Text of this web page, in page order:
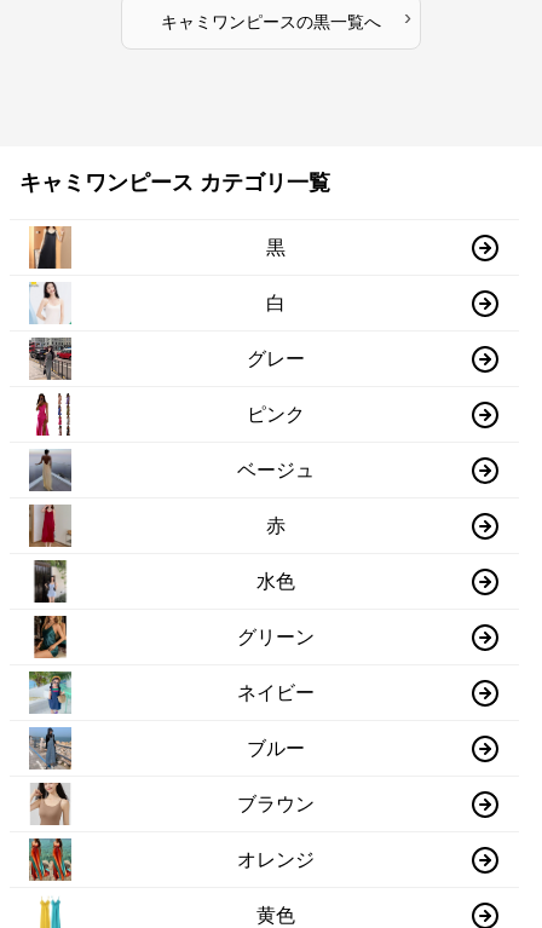
キャミワンピースの黒一覧へ ›
キャミワンピース カテゴリ一覧
黒
白
グレー
ピンク
ベージュ
赤
水色
グリーン
ネイビー
ブルー
ブラウン
オレンジ
黄色